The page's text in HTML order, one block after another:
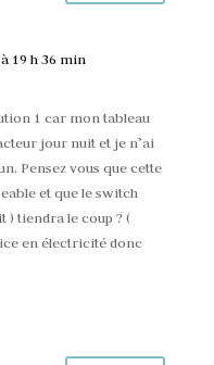
19 h 36 min
1 car mon tableau
jour nuit et je n’ai
Pensez vous que cette
et que le switch
tiendra le coup ? (
en électricité donc